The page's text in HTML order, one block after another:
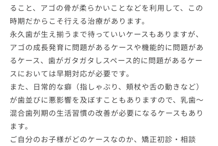
ること、アゴの骨が柔らかいことなどを利用して、この
時期だからこそ行える治療があります。
永久歯が生え揃うまで待っていいケースもありますが、
アゴの成長発育に問題があるケースや機能的に問題があ
るケース、歯がガタガタしスペース的に問題があるケー
スにおいては早期対応が必要です。
また、日常的な癖（指しゃぶり、頬杖や舌の動きなど）
が歯並びに悪影響を及ぼすこともありますので、乳歯～
混合歯列期の生活習慣の改善が必要になるケースもあり
ます。
ご自分のお子様がどのケースなのか、矯正初診・相談